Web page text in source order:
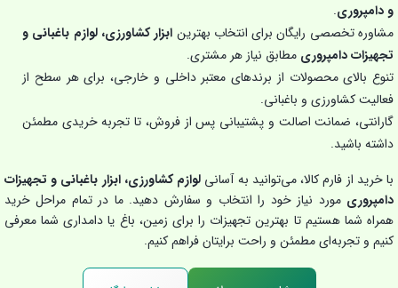
و دامپروری.
مشاوره تخصصی رایگان برای انتخاب بهترین ابزار کشاورزی، لوازم باغبانی و
تجهیزات دامپروری مطابق نیاز هر مشتری.
تنوع بالای محصولات از برندهای معتبر داخلی و خارجی، برای هر سطح از
فعالیت کشاورزی و باغبانی.
گارانتی، ضمانت اصالت و پشتیبانی پس از فروش، تا تجربه خریدی مطمئن
داشته باشید.
با خرید از فارم کالا، می‌توانید به آسانی لوازم کشاورزی، ابزار باغبانی و تجهیزات
دامپروری مورد نیاز خود را انتخاب و سفارش دهید. ما در تمام مراحل خرید
همراه شما هستیم تا بهترین تجهیزات را برای زمین، باغ یا دامداری شما معرفی
کنیم و تجربه‌ای مطمئن و راحت برایتان فراهم کنیم.